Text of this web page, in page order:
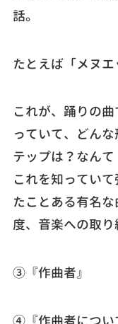
話。
たとえば「メヌエ
これが、踊りの
っていて、どん
テップは？なんて
これを知ってい
たことある有名
度、音楽への取
③『作曲者』